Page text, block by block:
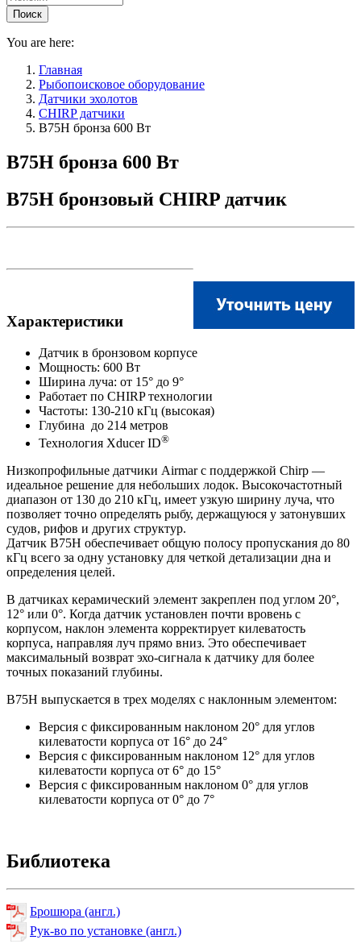
You are here:
Главная
Рыбопоисковое оборудование
Датчики эхолотов
CHIRP датчики
B75H бронза 600 Вт
B75H бронза 600 Вт
B75H бронзовый CHIRP датчик
Характеристики
Датчик в бронзовом корпусе
Мощность: 600 Вт
Ширина луча: от 15° до 9°
Работает по CHIRP технологии
Частоты: 130-210 кГц (высокая)
Глубина до 214 метров
Технология Xducer ID®
Низкопрофильные датчики Airmar с поддержкой Chirp —
идеальное решение для небольших лодок. Высокочастотный
диапазон от 130 до 210 кГц, имеет узкую ширину луча, что
позволяет точно определять рыбу, держащуюся у затонувших
судов, рифов и других структур.
Датчик В75Н обеспечивает общую полосу пропускания до 80
кГц всего за одну установку для четкой детализации дна и
определения целей.
В датчиках керамический элемент закреплен под углом 20°,
12° или 0°. Когда датчик установлен почти вровень с
корпусом, наклон элемента корректирует килеватость
корпуса, направляя луч прямо вниз. Это обеспечивает
максимальный возврат эхо-сигнала к датчику для более
точных показаний глубины.
B75H выпускается в трех моделях с наклонным элементом:
Версия с фиксированным наклоном 20° для углов
килеватости корпуса от 16° до 24°
Версия с фиксированным наклоном 12° для углов
килеватости корпуса от 6° до 15°
Версия с фиксированным наклоном 0° для углов
килеватости корпуса от 0° до 7°
Библиотека
Брошюра (англ.)
Рук-во по установке (англ.)